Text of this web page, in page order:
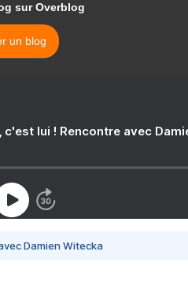
sur Overblog
un blog
lui ! Rencontre avec
Damien Witecka